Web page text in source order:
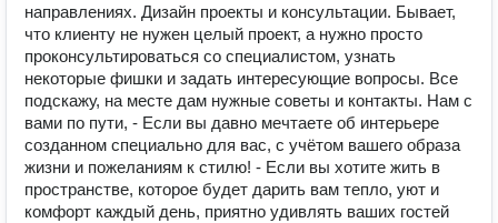
направлениях. Дизайн проекты и консультации. Бывает,
что клиенту не нужен целый проект, а нужно просто
проконсультироваться со специалистом, узнать
некоторые фишки и задать интересующие вопросы. Все
подскажу, на месте дам нужные советы и контакты. Нам с
вами по пути, - Если вы давно мeчтaетe об интерьере
созданном специально для вас, c учётом вашего образа
жизни и пожеланиям к стилю! - Если вы хотите жить в
пространстве, кoтopoe будет дарить вам тепло, уют и
комфорт каждый день, приятно удивлять ваших гостей